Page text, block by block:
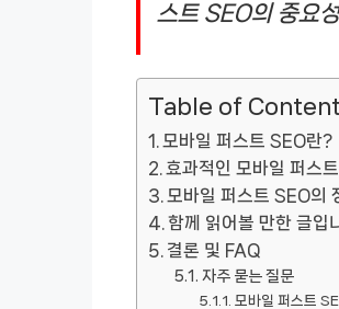
스트 SEO의 중요
Table of
모바일 퍼스트 SEO란?
효과적인 모바일 퍼스
모바일 퍼스트 SEO의
함께 읽어볼 만한 글입
결론 및 FAQ
자주 묻는 질문
모바일 퍼스트